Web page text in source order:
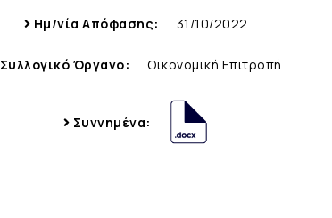
Ημ/νία Απόφασης: 31/10/2022
Συλλογικό Όργανο: Οικονομική Επιτροπή
Συννημένα: